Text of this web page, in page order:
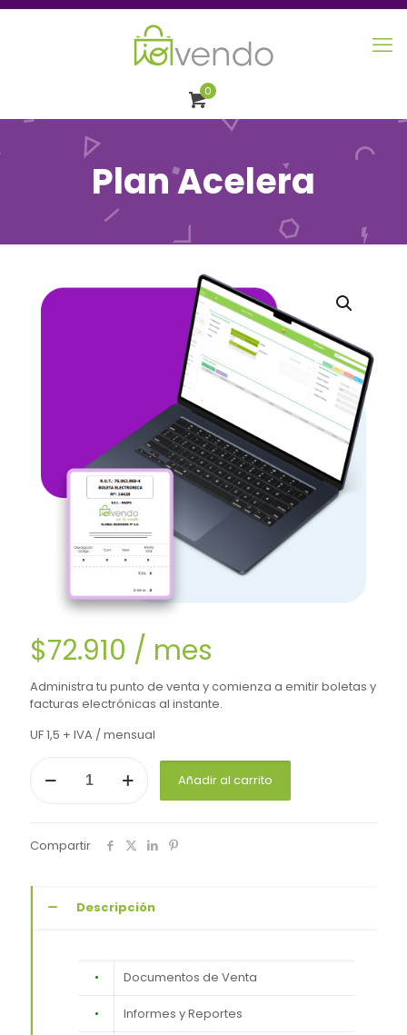
0
Plan Acelera
$72.910 / mes
Administra tu punto de venta y comienza a emitir boletas y
facturas electrónicas al instante.
UF 1,5 + IVA / mensual
Acelera
Añadir al carrito
Compartir
Descripción
• Documentos de Venta
• Informes y Reportes